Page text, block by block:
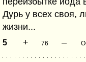
Дурь у всех своя,
жизни...
5 + 76 –